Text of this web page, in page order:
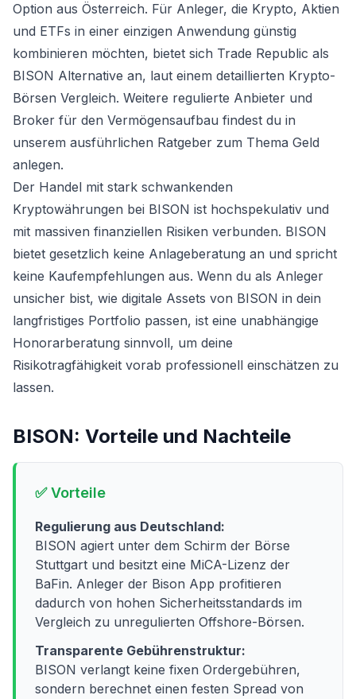
Option aus Österreich. Für Anleger, die Krypto, Aktien
und ETFs in einer einzigen Anwendung günstig
kombinieren möchten, bietet sich Trade Republic als
BISON Alternative an, laut einem detaillierten Krypto-
Börsen Vergleich. Weitere regulierte Anbieter und
Broker für den Vermögensaufbau findest du in
unserem ausführlichen Ratgeber zum Thema Geld
anlegen.
Der Handel mit stark schwankenden
Kryptowährungen bei BISON ist hochspekulativ und
mit massiven finanziellen Risiken verbunden. BISON
bietet gesetzlich keine Anlageberatung an und spricht
keine Kaufempfehlungen aus. Wenn du als Anleger
unsicher bist, wie digitale Assets von BISON in dein
langfristiges Portfolio passen, ist eine unabhängige
Honorarberatung sinnvoll, um deine
Risikotragfähigkeit vorab professionell einschätzen zu
lassen.
BISON: Vorteile und Nachteile
✅ Vorteile
Regulierung aus Deutschland:
BISON agiert unter dem Schirm der Börse
Stuttgart und besitzt eine MiCA-Lizenz der
BaFin. Anleger der Bison App profitieren
dadurch von hohen Sicherheitsstandards im
Vergleich zu unregulierten Offshore-Börsen.
Transparente Gebührenstruktur:
BISON verlangt keine fixen Ordergebühren,
sondern berechnet einen festen Spread von